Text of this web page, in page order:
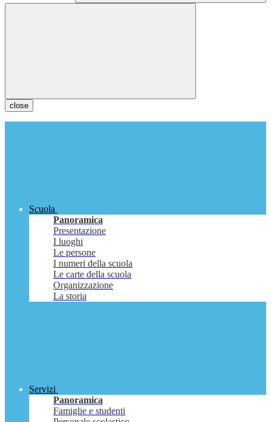
close
Scuola
Panoramica
Presentazione
I luoghi
Le persone
I numeri della scuola
Le carte della scuola
Organizzazione
La storia
Servizi
Panoramica
Famiglie e studenti